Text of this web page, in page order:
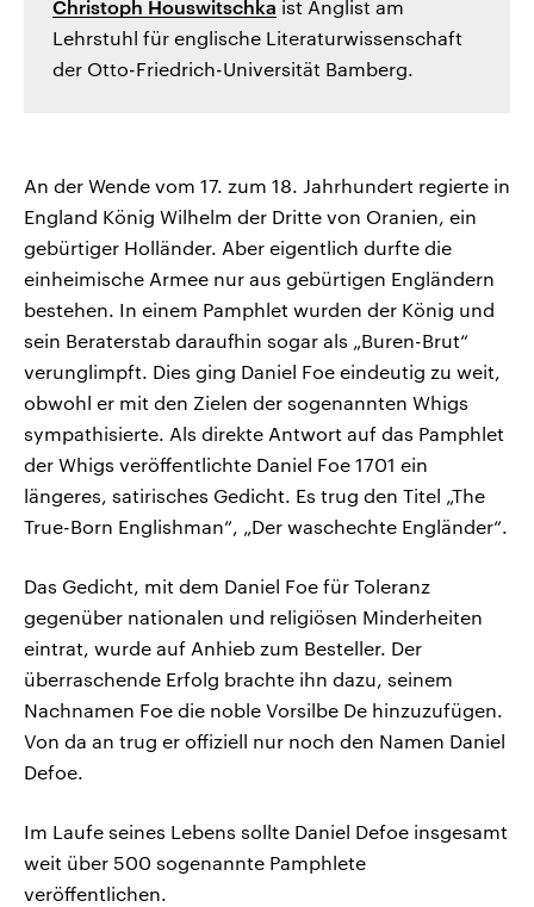
Christoph Houswitschka ist Anglist am
Lehrstuhl für englische Literaturwissenschaft
der Otto-Friedrich-Universität Bamberg.
An der Wende vom 17. zum 18. Jahrhundert regierte in
England König Wilhelm der Dritte von Oranien, ein
gebürtiger Holländer. Aber eigentlich durfte die
einheimische Armee nur aus gebürtigen Engländern
bestehen. In einem Pamphlet wurden der König und
sein Beraterstab daraufhin sogar als „Buren-Brut“
verunglimpft. Dies ging Daniel Foe eindeutig zu weit,
obwohl er mit den Zielen der sogenannten Whigs
sympathisierte. Als direkte Antwort auf das Pamphlet
der Whigs veröffentlichte Daniel Foe 1701 ein
längeres, satirisches Gedicht. Es trug den Titel „The
True-Born Englishman“, „Der waschechte Engländer“.
Das Gedicht, mit dem Daniel Foe für Toleranz
gegenüber nationalen und religiösen Minderheiten
eintrat, wurde auf Anhieb zum Besteller. Der
überraschende Erfolg brachte ihn dazu, seinem
Nachnamen Foe die noble Vorsilbe De hinzuzufügen.
Von da an trug er offiziell nur noch den Namen Daniel
Defoe.
Im Laufe seines Lebens sollte Daniel Defoe insgesamt
weit über 500 sogenannte Pamphlete
veröffentlichen.